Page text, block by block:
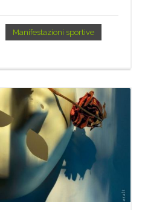
Manifestazioni sportive